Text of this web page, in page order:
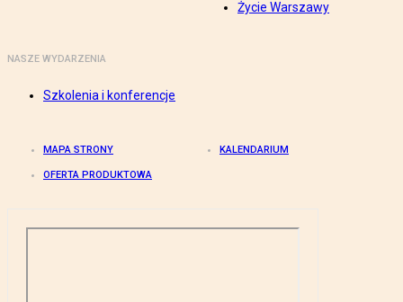
Życie Warszawy
NASZE WYDARZENIA
Szkolenia i konferencje
MAPA STRONY KALENDARIUM
OFERTA PRODUKTOWA